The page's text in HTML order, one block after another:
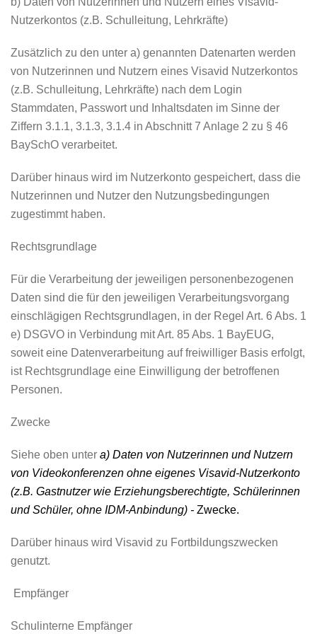
Nutzerkontos (z.B. Schulleitung, Lehrkräfte)
Zusätzlich zu den unter a) genannten Datenarten werden
von Nutzerinnen und Nutzern eines Visavid Nutzerkontos
(z.B. Schulleitung, Lehrkräfte) nach dem Login
Stammdaten, Passwort und Inhaltsdaten im Sinne der
Ziffern 3.1.1, 3.1.3, 3.1.4 in Abschnitt 7 Anlage 2 zu § 46
BaySchO verarbeitet.
Darüber hinaus wird im Nutzerkonto gespeichert, dass die
Nutzerinnen und Nutzer den Nutzungsbedingungen
zugestimmt haben.
Rechtsgrundlage
Für die Verarbeitung der jeweiligen personenbezogenen
Daten sind die für den jeweiligen Verarbeitungsvorgang
einschlägigen Rechtsgrundlagen, in der Regel Art. 6 Abs. 1
e) DSGVO in Verbindung mit Art. 85 Abs. 1 BayEUG,
soweit eine Datenverarbeitung auf freiwilliger Basis erfolgt,
ist Rechtsgrundlage eine Einwilligung der betroffenen
Personen.
Zwecke
Siehe oben unter a) Daten von Nutzerinnen und Nutzern
von Videokonferenzen ohne eigenes Visavid-Nutzerkonto
(z.B. Gastnutzer wie Erziehungsberechtigte, Schülerinnen
und Schüler, ohne IDM-Anbindung) - Zwecke.
Darüber hinaus wird Visavid zu Fortbildungszwecken
genutzt.
Empfänger
Schulinterne Empfänger